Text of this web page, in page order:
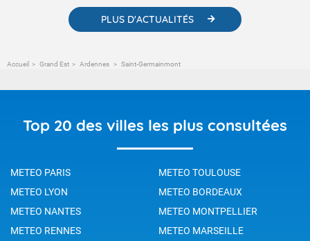
PLUS D'ACTUALITÉS
Accueil Grand Est Ardennes Saint-Germainmont
Top 20 des villes les plus consultées
METEO PARIS
METEO TOULOUSE
METEO LYON
METEO BORDEAUX
METEO NANTES
METEO MONTPELLIER
METEO RENNES
METEO MARSEILLE